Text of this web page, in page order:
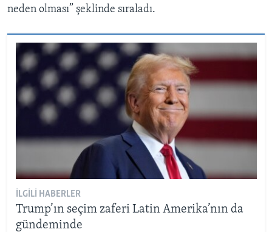
neden olması” şeklinde sıraladı.
İLGILI HABERLER
Trump’ın seçim zaferi Latin Amerika’nın da
gündeminde